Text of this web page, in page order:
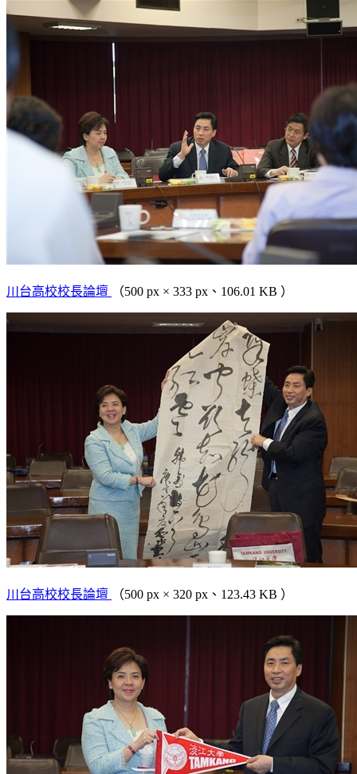
川台高校校長論壇 （500 px × 333 px、106.01 KB ）
川台高校校長論壇 （500 px × 320 px、123.43 KB ）